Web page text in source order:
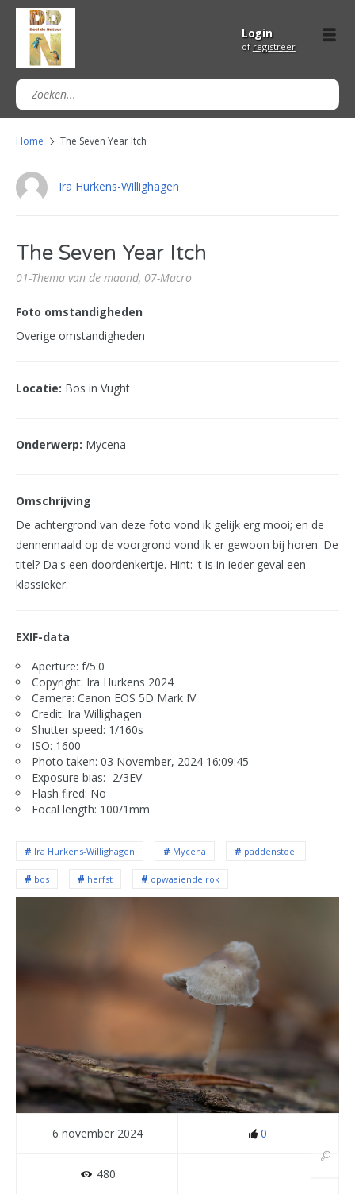
Login
of registreer
Home The Seven Year Itch
Ira Hurkens-Willighagen
The Seven Year Itch
01-Thema van de maand, 07-Macro
Foto omstandigheden
Overige omstandigheden
Locatie: Bos in Vught
Onderwerp: Mycena
Omschrijving
De achtergrond van deze foto vond ik gelijk erg mooi; en de
dennennaald op de voorgrond vond ik er gewoon bij horen. De
titel? Da's een doordenkertje. Hint: 't is in ieder geval een
klassieker.
EXIF-data
Aperture: f/5.0
Copyright: Ira Hurkens 2024
Camera: Canon EOS 5D Mark IV
Credit: Ira Willighagen
Shutter speed: 1/160s
ISO: 1600
Photo taken: 03 November, 2024 16:09:45
Exposure bias: -2/3EV
Flash fired: No
Focal length: 100/1mm
Ira Hurkens-Willighagen Mycena paddenstoel
bos herfst opwaaiende rok
6 november 2024 0
480